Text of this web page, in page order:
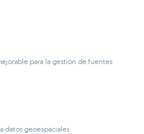
para la gestión de fuentes
datos geoespaciales